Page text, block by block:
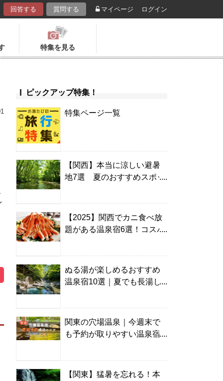
回答する 質問する マイページ ログイン
特集を見る
ピックアップ特集！
特集ページ一覧
【関西】本当に涼しい避暑
地7選 夏のおすすめスポッ
【2025】関西でカニ食べ放
題がある温泉宿6選！コスパ
ぬる湯が楽しめるおすすめ
温泉宿10選｜夏でも長湯し
関東の穴場温泉｜今週末で
も予約が取りやすい温泉宿
【関東】猛暑を忘れる！本